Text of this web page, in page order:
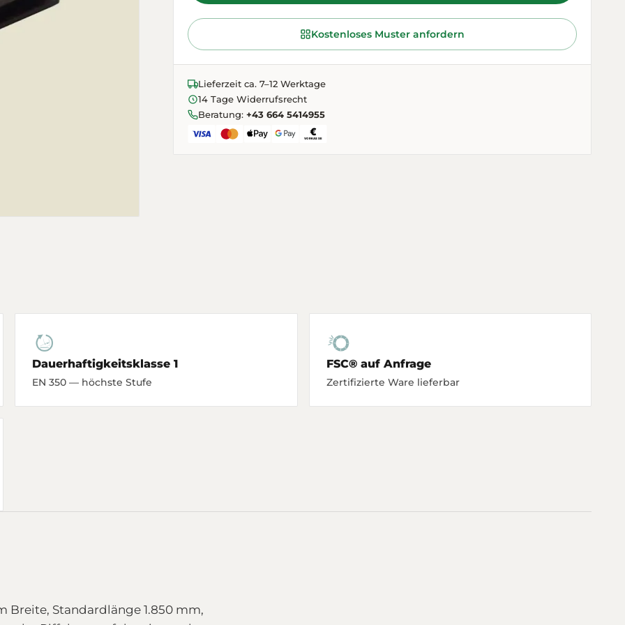
Kostenloses Muster anfordern
Lieferzeit ca. 7–12 Werktage
14 Tage Widerrufsrecht
Beratung: +43 664 5414955
Dauerhaftigkeitsklasse 1
EN 350 — höchste Stufe
FSC® auf Anfrage
Zertifizierte Ware lieferbar
Breite, Standardlänge 1.850 mm,